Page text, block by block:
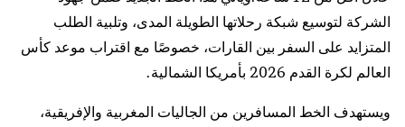
الشركة لتوسيع شبكة رحلاتها الطويلة المدى، وتلبية الطلب
المتزايد على السفر بين القارات، خصوصًا مع اقتراب موعد كأس
العالم لكرة القدم 2026 بأمريكا الشمالية.
ويستهدف الخط المسافرين من الجاليات المغربية والإفريقية،